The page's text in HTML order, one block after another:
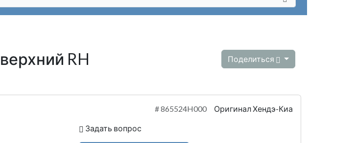
RH
Поделиться
#865524H000 Оригинал Хендэ-Киа
Задать вопрос